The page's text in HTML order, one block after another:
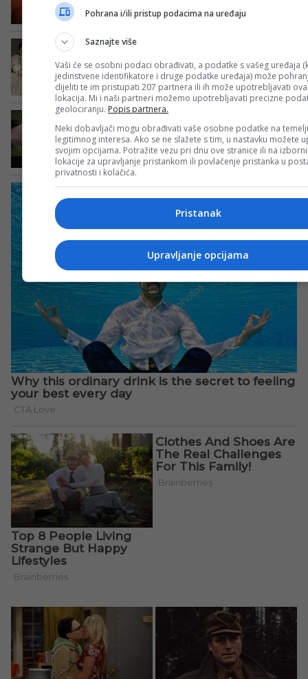
Pohrana i/ili pristup podacima na uređaju
Saznajte više
Vaši će se osobni podaci obrađivati, a podatke s vašeg uređaja
jedinstvene identifikatore i druge podatke uređaja) može
dijeliti te im pristupati 207 partnera ili ih može upotrebljavati
lokacija. Mi i naši partneri možemo upotrebljavati precizne
geolociranju. Popis partnera.
Neki dobavljači mogu obrađivati vaše osobne podatke na
legitimnog interesa. Ako se ne slažete s tim, u nastavku možete
svojim opcijama. Potražite vezu pri dnu ove stranice ili na
lokacije za upravljanje pristankom ili povlačenje pristanka u
privatnosti i kolačića.
Pristanak
Upravljanje opcijama